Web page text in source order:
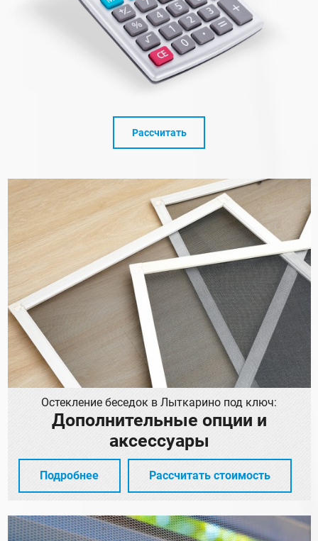
Рассчитать
Остекление беседок в Лыткарино под ключ:
Дополнительные опции и
аксессуары
Подробнее Рассчитать стоимость